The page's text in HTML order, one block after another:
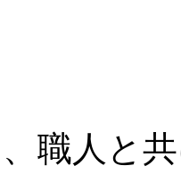
職人と